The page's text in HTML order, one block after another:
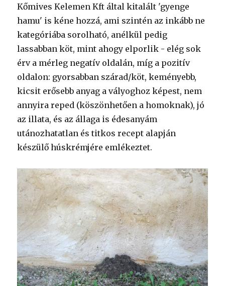
Kőmives Kelemen Kft által kitalált 'gyenge
hamu' is kéne hozzá, ami szintén az inkább ne
kategóriába sorolható, anélkül pedig
lassabban köt, mint ahogy elporlik - elég sok
érv a mérleg negatív oldalán, míg a pozitív
oldalon: gyorsabban szárad/köt, keményebb,
kicsit erősebb anyag a vályoghoz képest, nem
annyira reped (köszönhetően a homoknak), jó
az illata, és az állaga is édesanyám
utánozhatatlan és titkos recept alapján
készülő húskrémjére emlékeztet.